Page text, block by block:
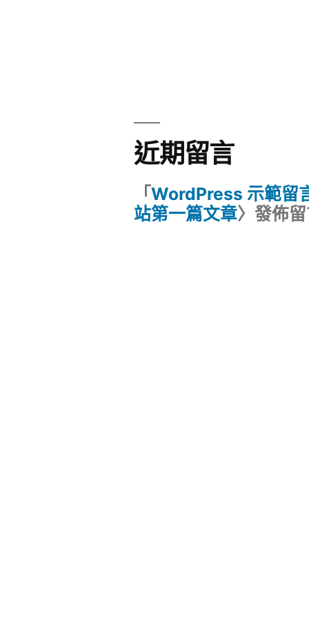
近期留言
「WordPress 示範留
站第一篇文章〉發佈